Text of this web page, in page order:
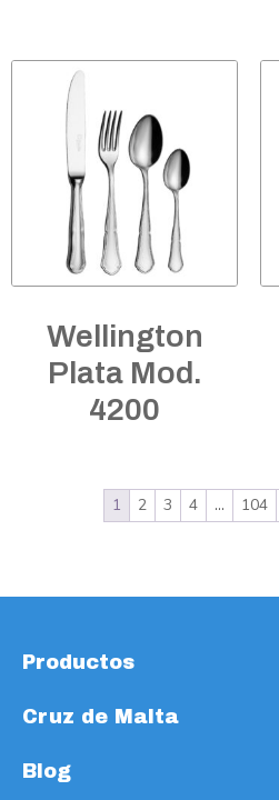
Wellington
Plata Mod.
4200
1 2 3 4 … 104
Productos
Cruz de Malta
Blog